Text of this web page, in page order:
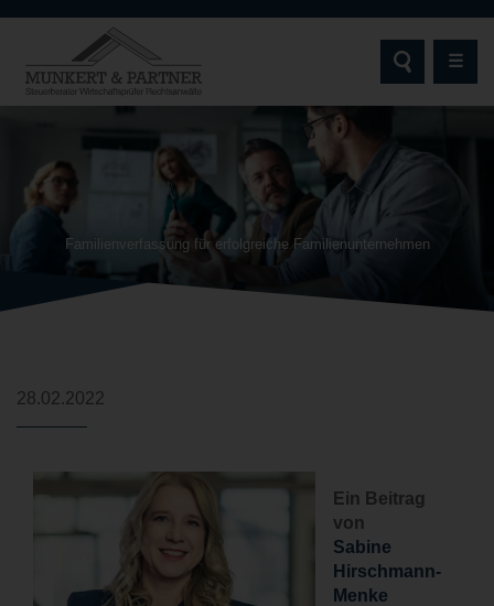
☰
STARTSEITE
MUNKERT & PARTNER
AKTUELLES | NEWS
DIGITALE SERVICES
Familienverfassung für erfolgreiche Familienunternehmen
28.02.2022
Ein Beitrag
von
Sabine
Hirschmann-
Menke